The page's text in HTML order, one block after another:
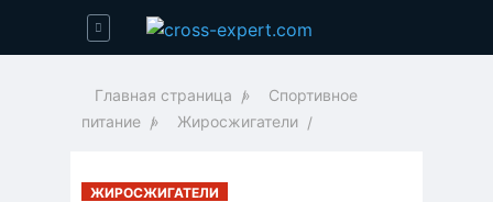
Главная страница »
Спортивное
питание » Жиросжигатели
ЖИРОСЖИГАТЕЛИ